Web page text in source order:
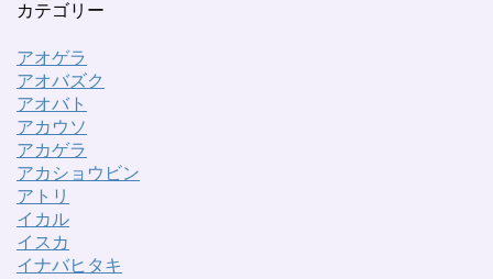
カテゴリー
アオゲラ
アオバズク
アオバト
アカウソ
アカゲラ
アカショウビン
アトリ
イカル
イスカ
イナバヒタキ